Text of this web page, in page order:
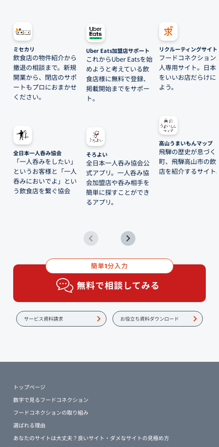
ミセカリ
飲食店の物件紹介から
撤退の相談まで。新規
開業から、閉店のサポ
ートもプロにおまかせ
ください。
全日本一人呑み協会
「一人呑みをしたい」
というお客様と「一人
呑みにおいでよ」とい
う飲食店を繋ぐ協会
Uber Eats加盟店サポート
これからUber Eatsを始
めようと考えている飲
食店様に無料で登録、
掲載開始までをサポー
ト。
そろよい
全日本一人呑み協会公
式アプリ。一人呑み協
会加盟店や呑み相手を
簡単に探すことができ
るアプリ。
リクルーティングサイト
フードコネクション
人専用サイト。日本
をいいお店だらけに
よう。
高山うまいもんマップ
飛騨の歴史が息づく
町、飛騨高山市の飲
店を紹介するサイト
簡単1分入力
無料で相談してみる
サービス資料請求 お役立ち資料ダウンロード
トップページ
数字で見るフードコネクション
フードコネクションの取り組み
選ばれる理由
あなたのサイトは大丈夫？良いサイト・ダメなサイトの見極め方